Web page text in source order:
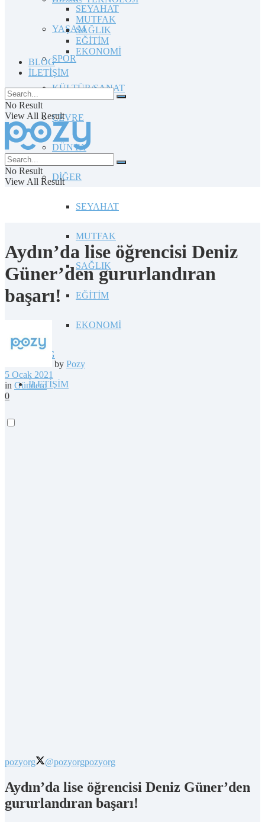
YAŞAM
SPOR
KÜLTÜR/SANAT
ÇEVRE
DÜNYA
DİĞER
SEYAHAT
MUTFAK
SAĞLIK
EĞİTİM
EKONOMİ
BLOG
İLETİŞİM
SEYAHAT
MUTFAK
SAĞLIK
EĞİTİM
EKONOMİ
BLOG
İLETİŞİM
No Result
View All Result
No Result
View All Result
Aydın’da lise öğrencisi Deniz
Güner’den gururlandıran
başarı!
by Pozy
5 Ocak 2021
in Gündem
0
pozyorg @pozyorgpozyorg
Aydın’da lise öğrencisi Deniz Güner’den
gururlandıran başarı!